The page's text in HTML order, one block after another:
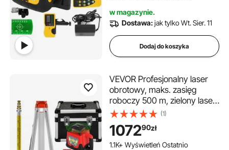
sterowania z akcesoriami
w magazynie.
Dostawa:jak tylko Wt. Sier. 11
Dodaj do koszyka
VEVOR Profesjonalny laser
obrotowy, maks. zasięg
roboczy 500 m, zielony laser
liniowy, 360-stopniowy
wysokościomierz laserowy,
wodoodporny i pyłoszczelny,
czas pracy na zewnątrz: 20
(1)
107290zł
1.1K+ Wyświetleń Ostatnio